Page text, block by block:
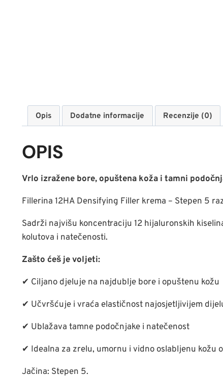
Opis Dodatne informacije Recenzije (0)
OPIS
Vrlo izražene bore, opuštena koža i tamni
Fillerina 12HA Densifying Filler krema – Stepen 5
Sadrži najvišu koncentraciju 12 hijaluronskih
kolutova i natečenosti.
Zašto ćeš je voljeti:
✔ Ciljano djeluje na najdublje bore i opuštenu kožu
✔ Učvršćuje i vraća elastičnost najosjetljivijem
✔ Ublažava tamne podočnjake i natečenost
✔ Idealna za zrelu, umornu i vidno oslabljenu kožu
Jačina: Stepen 5.